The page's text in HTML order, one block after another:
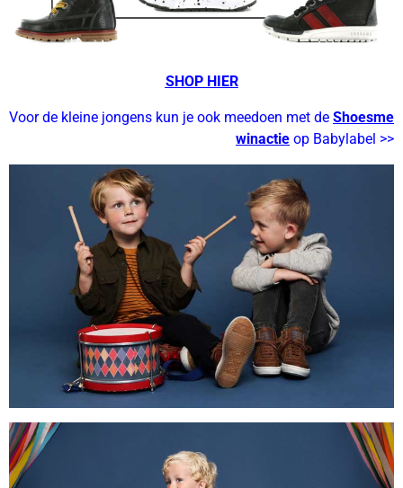
SHOP HIER
Voor de kleine jongens kun je ook meedoen met de Shoesme
winactie op Babylabel >>